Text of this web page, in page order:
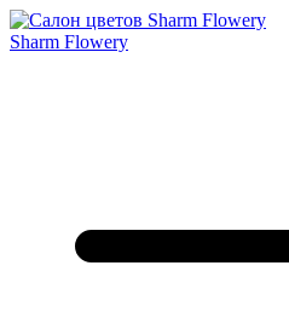
Sharm Flowery